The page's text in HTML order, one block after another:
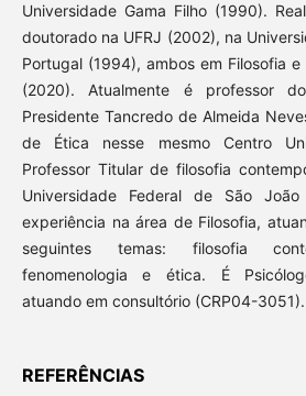
Universidade Gama Filho (1990).
doutorado na UFRJ (2002), na
Portugal (1994), ambos em Filosofia e
(2020). Atualmente é professor
Presidente Tancredo de Almeida
de Ética nesse mesmo Centro
Professor Titular de filosofia
Universidade Federal de São
experiência na área de Filosofia,
seguintes temas: filosofia
fenomenologia e ética. É
atuando em consultório (CRP04-3051).
REFERÊNCIAS